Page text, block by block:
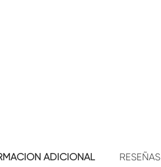
ADICIONAL RESEÑAS